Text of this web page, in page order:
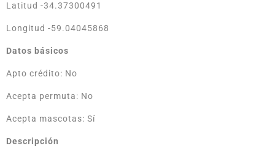
Latitud -34.37300491
Longitud -59.04045868
Datos básicos
Apto crédito: No
Acepta permuta: No
Acepta mascotas: Sí
Descripción